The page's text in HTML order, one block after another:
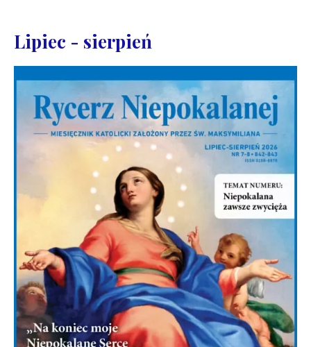
Lipiec - sierpień